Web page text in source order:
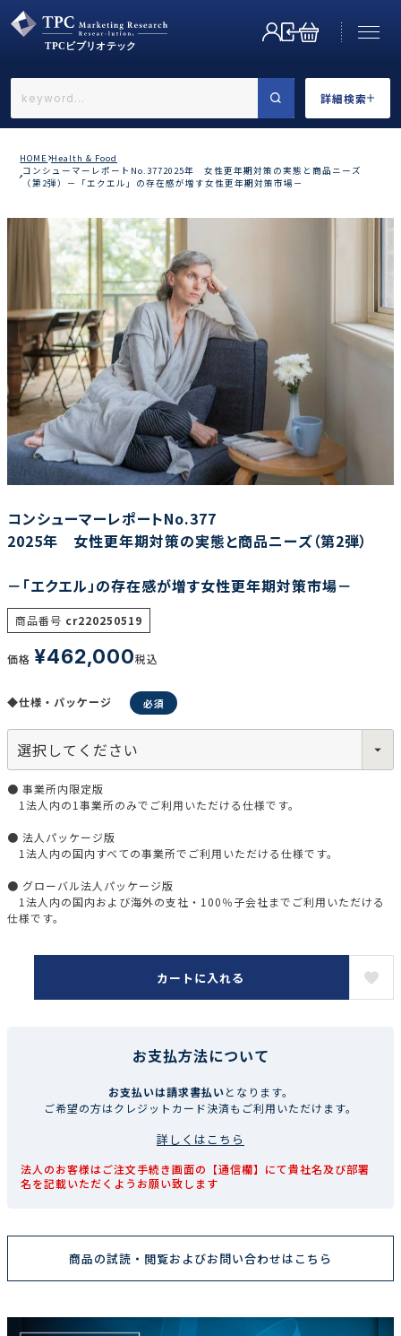
詳細検索
←戻る
業界で選ぶ
カテゴリで選ぶ
調査の種類で選ぶ
リセット 検索する
HOME Health & Food
コンシューマーレポートNo.3772025年 女性更年期対策の実態と商品ニーズ
（第2弾）－「エクエル」の存在感が増す女性更年期対策市場－
コンシューマーレポートNo.377
2025年 女性更年期対策の実態と商品ニーズ（第2弾）
－「エクエル」の存在感が増す女性更年期対策市場－
商品番号 cr220250519
価格 ¥462,000税込
◆仕様・パッケージ
● 事業所内限定版
1法人内の1事業所のみでご利用いただける仕様です。
● 法人パッケージ版
1法人内の国内すべての事業所でご利用いただける仕様です。
● グローバル法人パッケージ版
1法人内の国内および海外の支社・100％子会社までご利用いただける
仕様です。
カートに入れる
お支払方法について
お支払いは請求書払いとなります。
ご希望の方はクレジットカード決済もご利用いただけます。
詳しくはこちら
法人のお客様はご注文手続き画面の【通信欄】にて貴社名及び部署
名を記載いただくようお願い致します
商品の試読・閲覧およびお問い合わせはこちら